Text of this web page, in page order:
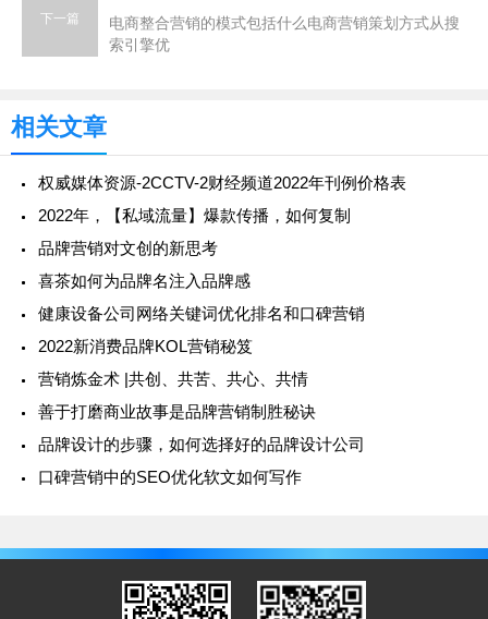
下一篇
电商整合营销的模式包括什么电商营销策划方式从搜
索引擎优
相关文章
权威媒体资源-2CCTV-2财经频道2022年刊例价格表
2022年，【私域流量】爆款传播，如何复制
品牌营销对文创的新思考
喜茶如何为品牌名注入品牌感
健康设备公司网络关键词优化排名和口碑营销
2022新消费品牌KOL营销秘笈
营销炼金术 |共创、共苦、共心、共情
善于打磨商业故事是品牌营销制胜秘诀
品牌设计的步骤，如何选择好的品牌设计公司
口碑营销中的SEO优化软文如何写作